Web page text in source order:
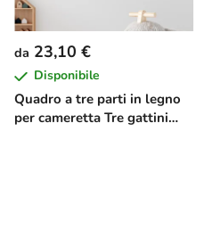
Quadro a tre parti in legno
per cameretta Tre gattini
da 23,10 €
Disponibile